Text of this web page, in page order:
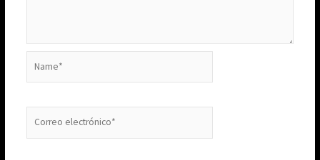
electrónico*